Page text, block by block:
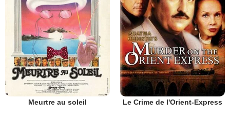
Meurtre au soleil Le Crime de l'Orient-Express